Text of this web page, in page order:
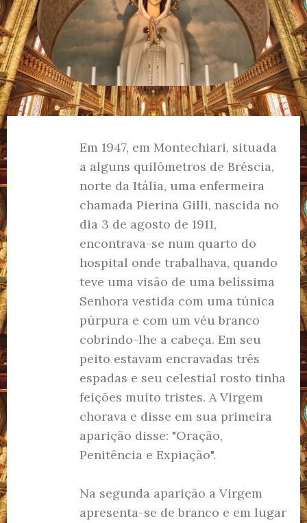
Em 1947, em Montechiari, situada
a alguns quilômetros de Bréscia,
norte da Itália, uma enfermeira
chamada Pierina Gilli, nascida no
dia 3 de agosto de 1911,
encontrava-se num quarto do
hospital onde trabalhava, quando
teve uma visão de uma belíssima
Senhora vestida com uma túnica
púrpura e com um véu branco
cobrindo-lhe a cabeça. Em seu
peito estavam encravadas três
espadas e seu celestial rosto tinha
feições muito tristes. A Virgem
chorava e disse em sua primeira
aparição disse: "Oração,
Penitência e Expiação".
Na segunda aparição a Virgem
apresenta-se de branco e em lugar